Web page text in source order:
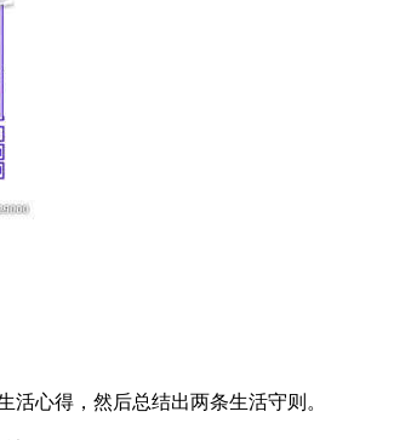
心得，然后总结出两条生活守则。